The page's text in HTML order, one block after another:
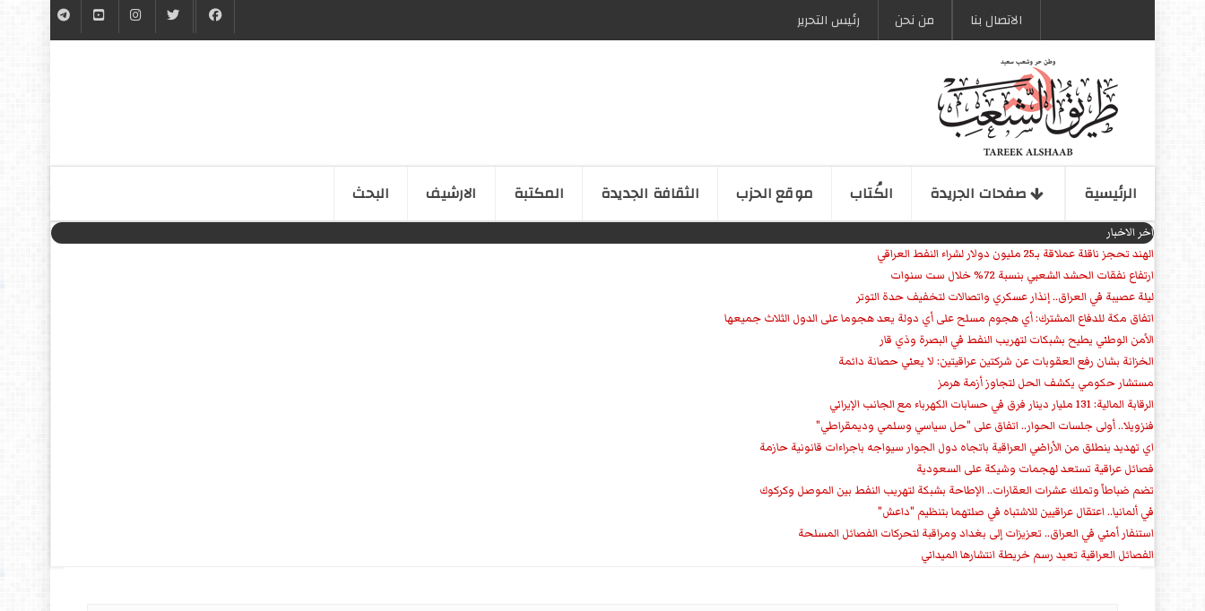
الاتصال بنا من نحن رئیس التحریر
الرئیسیة صفحات الجریدة الكُتاب موقع الحزب الثقافة الجدیدة المكتبة الارشیف البحث
اخر الاخبار
الهند تحجز ناقلة عملاقة بـ25 مليون دولار لشراء النفط العراقي
ارتفاع نفقات الحشد الشعبي بنسبة 72% خلال ست سنوات
ليلة عصيبة في العراق.. إنذار عسكري واتصالات لتخفيف حدة التوتر
‏اتفاق مكة للدفاع المشترك: أي هجوم مسلح على أي دولة يعد هجوما على الدول الثلاث جميعها
الأمن الوطني يطيح بشبكات لتهريب النفط في البصرة وذي قار
الخزانة بشان رفع العقوبات عن شركتين عراقيتين: لا يعني حصانة دائمة
مستشار حكومي يكشف الحل لتجاوز أزمة هرمز
الرقابة المالية: 131 مليار دينار فرق في حسابات الكهرباء مع الجانب الإيراني
فنزويلا.. أولى جلسات الحوار.. اتفاق على "حل سياسي وسلمي وديمقراطي"
اي تهديد ينطلق من الأراضي العراقية باتجاه دول الجوار سيواجه باجراءات قانونية حازمة
فصائل عراقية تستعد لهجمات وشيكة على السعودية
تضم ضباطاً وتملك عشرات العقارات.. الإطاحة بشبكة لتهريب النفط بين الموصل وكركوك
في ألمانيا.. اعتقال عراقيين للاشتباه في صلتهما بتنظيم "داعش"
استنفار أمني في العراق.. تعزيزات إلى بغداد ومراقبة لتحركات الفصائل المسلحة
الفصائل العراقية تعيد رسم خريطة انتشارها الميداني